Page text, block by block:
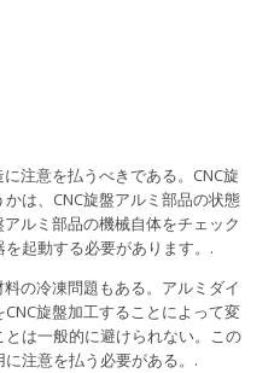
注意を払うべきである。CNC旋
は、CNC旋盤アルミ部品の状態
ルミ部品の機械自体をチェック
起動する必要があります。.
の冷凍問題もある。アルミダイ
旋盤加工することによって変
は一般的に避けられない。この
注意を払う必要がある。.